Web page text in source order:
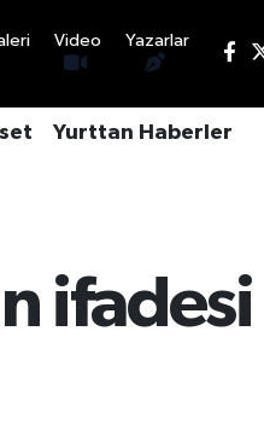
Video Yazarlar
Yurttan Haberler
ifadesi